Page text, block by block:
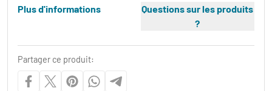
Plus d'informations
Questions sur les produits
?
Partager ce produit: